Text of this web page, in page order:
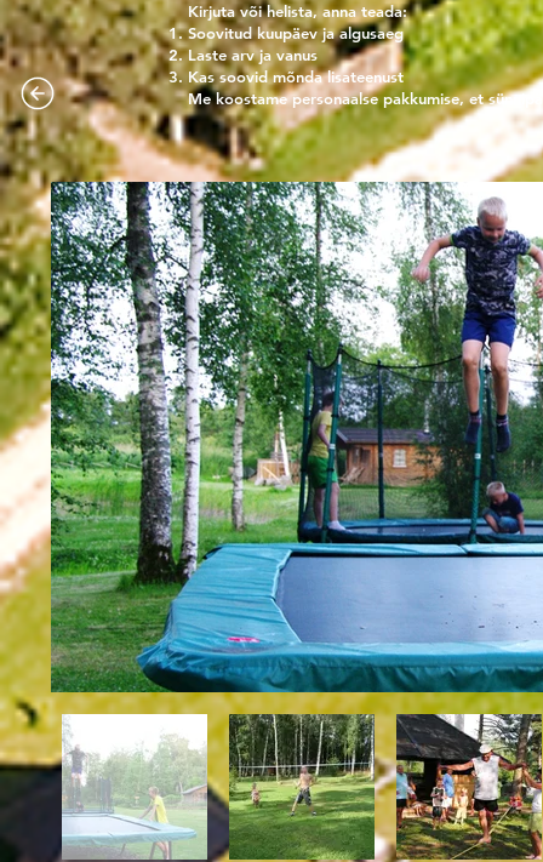
Kirjuta või helista, anna teada:
Soovitud kuupäev ja algusaeg
Laste arv ja vanus
Kas soovid mõnda lisateenust
Me koostame personaalse pakkumise, et